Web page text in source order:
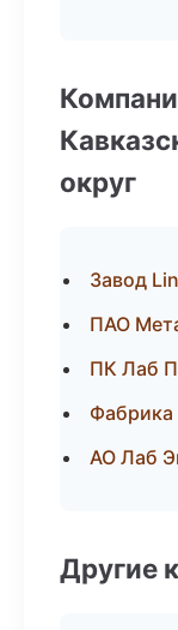
округ
Завод
ПАО
ПК Лаб
АО Лаб
Другие